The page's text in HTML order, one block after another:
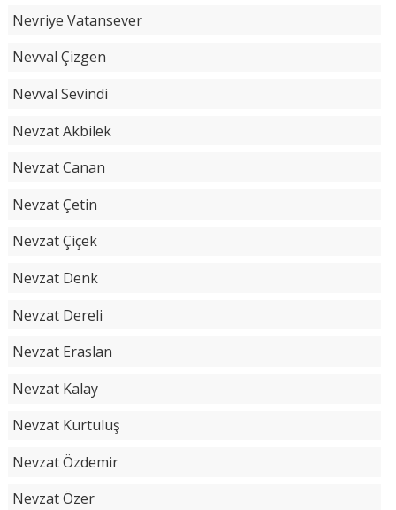
Nevriye Vatansever
Nevval Çizgen
Nevval Sevindi
Nevzat Akbilek
Nevzat Canan
Nevzat Çetin
Nevzat Çiçek
Nevzat Denk
Nevzat Dereli
Nevzat Eraslan
Nevzat Kalay
Nevzat Kurtuluş
Nevzat Özdemir
Nevzat Özer